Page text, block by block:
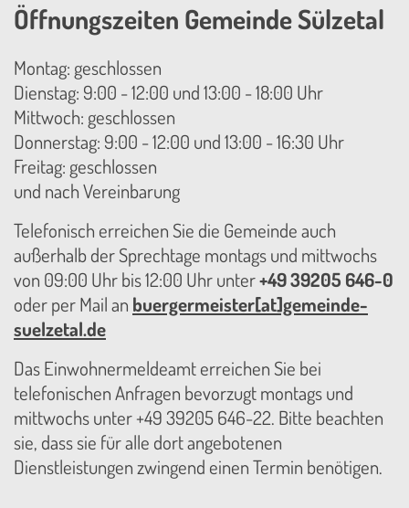
Öffnungszeiten Gemeinde Sülzetal
Montag: geschlossen
Dienstag: 9:00 - 12:00 und 13:00 - 18:00 Uhr
Mittwoch: geschlossen
Donnerstag: 9:00 - 12:00 und 13:00 - 16:30 Uhr
Freitag: geschlossen
und nach Vereinbarung
Telefonisch erreichen Sie die Gemeinde auch
außerhalb der Sprechtage montags und mittwochs
von 09:00 Uhr bis 12:00 Uhr unter+49 39205 646-0
oder per Mail an buergermeister[at]gemeinde-
suelzetal.de
Das Einwohnermeldeamt erreichen Sie bei
telefonischen Anfragen bevorzugt montags und
mittwochs unter +49 39205 646-22. Bitte beachten
sie, dass sie für alle dort angebotenen
Dienstleistungen zwingend einen Termin benötigen.